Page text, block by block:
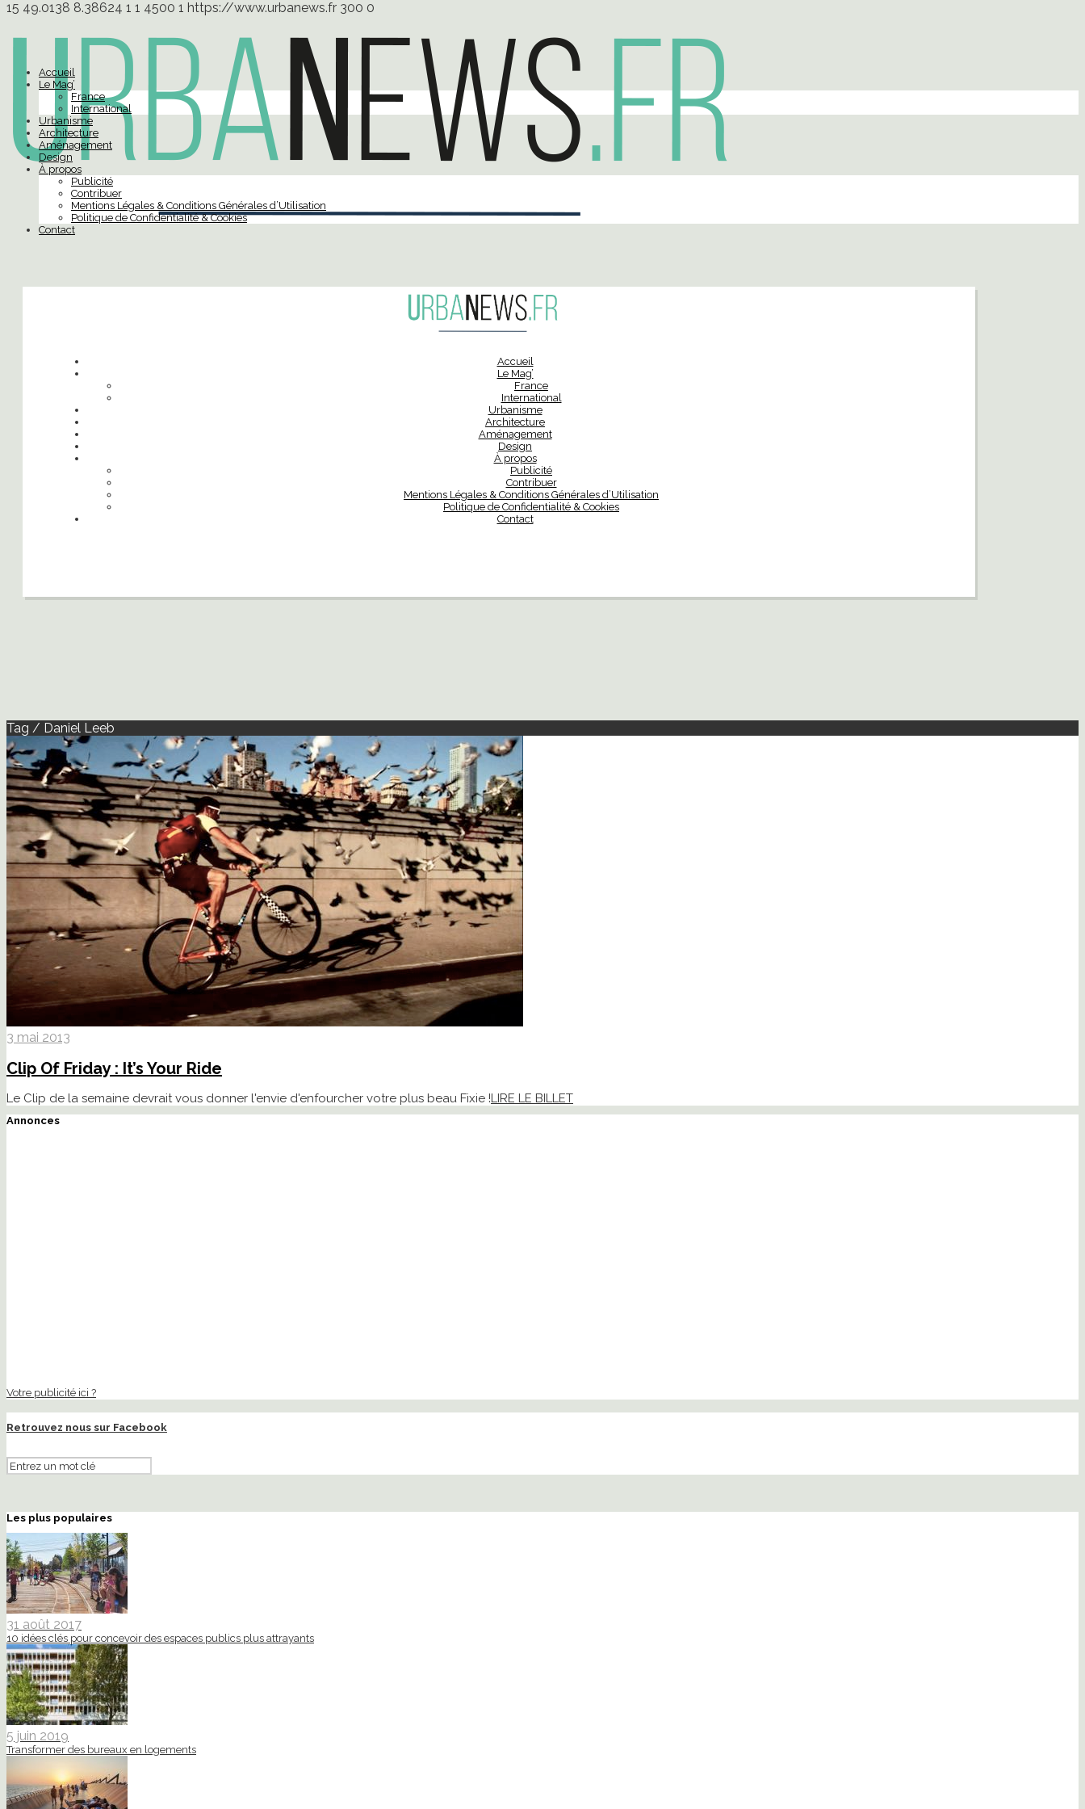
15 49.0138 8.38624 1 1 4500 1 https://www.urbanews.fr 300 0
Accueil
Le Mag’
France
International
Urbanisme
Architecture
Aménagement
Design
À propos
Publicité
Contribuer
Mentions Légales & Conditions Générales d’Utilisation
Politique de Confidentialité & Cookies
Contact
Accueil
Le Mag’
France
International
Urbanisme
Architecture
Aménagement
Design
À propos
Publicité
Contribuer
Mentions Légales & Conditions Générales d’Utilisation
Politique de Confidentialité & Cookies
Contact
Tag / Daniel Leeb
3 mai 2013
Clip Of Friday : It’s Your Ride
Le Clip de la semaine devrait vous donner l'envie d'enfourcher votre plus beau Fixie !LIRE LE BILLET
Annonces
Votre publicité ici ?
Retrouvez nous sur Facebook
Les plus populaires
31 août 2017
10 idées clés pour concevoir des espaces publics plus attrayants
5 juin 2019
Transformer des bureaux en logements